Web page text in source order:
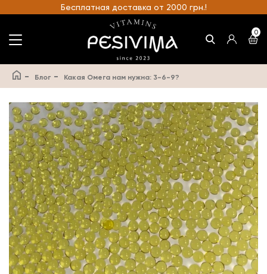
Бесплатная доставка от 2000 грн.!
0
- Блог - Какая Омега нам нужна: 3-6-9?